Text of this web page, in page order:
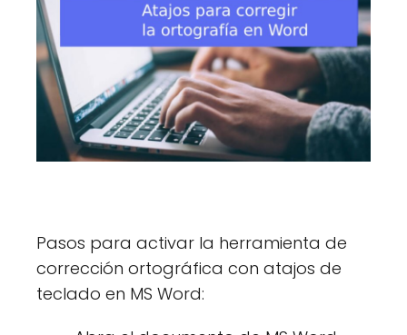
Pasos para activar la herramienta de
corrección ortográfica con atajos de
teclado en MS Word: